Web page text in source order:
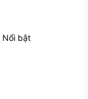
Nổi bật